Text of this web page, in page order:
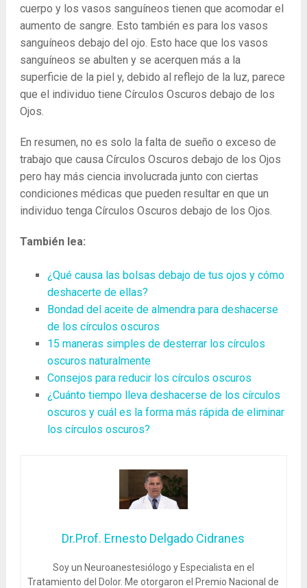
cuerpo y los vasos sanguíneos tienen que acomodar el
aumento de sangre. Esto también es para los vasos
sanguíneos debajo del ojo. Esto hace que los vasos
sanguíneos se abulten y se acerquen más a la
superficie de la piel y, debido al reflejo de la luz, parece
que el individuo tiene Círculos Oscuros debajo de los
Ojos.
En resumen, no es solo la falta de sueño o exceso de
trabajo que causa Círculos Oscuros debajo de los Ojos
pero hay más ciencia involucrada junto con ciertas
condiciones médicas que pueden resultar en que un
individuo tenga Círculos Oscuros debajo de los Ojos.
También lea:
¿Qué causa las bolsas debajo de tus ojos y cómo
deshacerte de ellas?
Bondad del aceite de almendra para deshacerse
de los círculos oscuros
15 maneras simples de desterrar los círculos
oscuros naturalmente
Consejos para reducir los círculos oscuros
¿Cuánto tiempo lleva deshacerse de los círculos
oscuros y cuál es la forma más rápida de eliminar
los círculos oscuros?
Dr.Prof. Ernesto Delgado Cidranes
Soy un Neuroanestesiólogo y Especialista en el
Tratamiento del Dolor. Me otorgaron el Premio Nacional de